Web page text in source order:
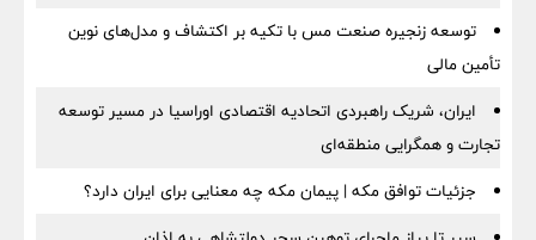
توسعه زنجیره صنعت مس با تکیه بر اکتشاف و مدل‌های نوین
تأمین مالی
ایران، شریک راهبردی اتحادیه اقتصادی اوراسیا در مسیر توسعه
تجارت و همگرایی منطقه‌ای
جزئیات توافق مکه | پیمان مکه چه معنایی برای ایران دارد؟